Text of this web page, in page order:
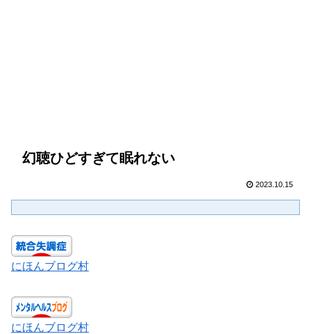
幻聴ひどすぎて眠れない
2023.10.15
にほんブログ村
にほんブログ村